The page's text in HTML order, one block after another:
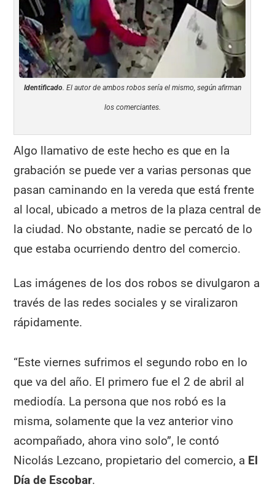
Identificado . El autor de ambos robos sería el mismo, según afirman
los comerciantes.
Algo llamativo de este hecho es que en la
grabación se puede ver a varias personas que
pasan caminando en la vereda que está frente
al local, ubicado a metros de la plaza central de
la ciudad. No obstante, nadie se percató de lo
que estaba ocurriendo dentro del comercio.
Las imágenes de los dos robos se divulgaron a
través de las redes sociales y se viralizaron
rápidamente.
“Este viernes sufrimos el segundo robo en lo
que va del año. El primero fue el 2 de abril al
mediodía. La persona que nos robó es la
misma, solamente que la vez anterior vino
acompañado, ahora vino solo”, le contó
Nicolás Lezcano, propietario del comercio, a El
Día de Escobar.